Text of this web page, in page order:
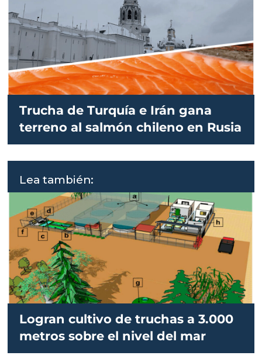
Trucha de Turquía e Irán gana
terreno al salmón chileno en Rusia
Lea también:
Logran cultivo de truchas a 3.000
metros sobre el nivel del mar